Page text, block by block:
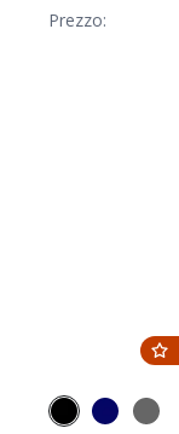
Prezzo: